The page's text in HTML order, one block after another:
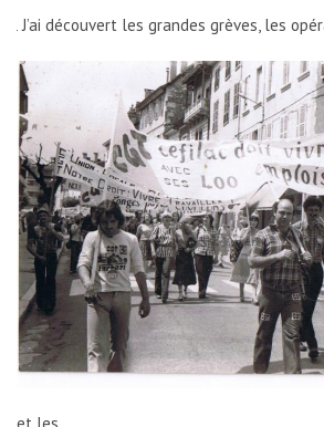
J’ai découvert les grandes grèves, les
et les